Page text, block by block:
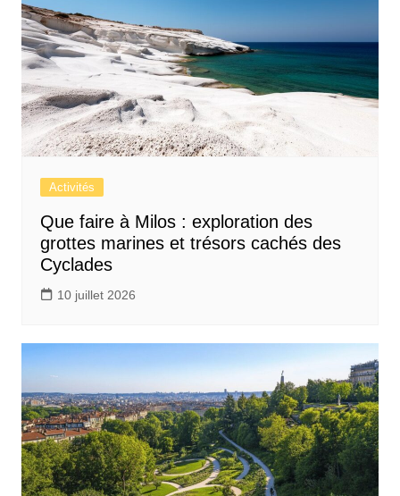
Activités
Que faire à Milos : exploration des
grottes marines et trésors cachés des
Cyclades
10 juillet 2026